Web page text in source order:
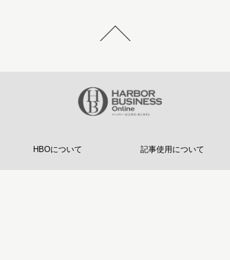
HBOについて 記事使用について